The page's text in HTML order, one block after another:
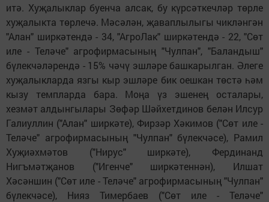
итә. Хуҗалыклар буенча алсак, бу күрсәткечләр төрле
хуҗалыкта төрлечә. Мәсәлән, җаваплылыгы чикләнгән
"Алан" ширкәтендә - 34, "АгроЛак" ширкәтендә - 22, "Сөт
иле - Теләче" агрофирмасының "Чулпан", "Баландыш"
бүлекчәләрендә - 15% чәчү эшләре башкарылган. Әлеге
хуҗалыкларда язгы кыр эшләре бик оешкан төстә һәм
кызу темпларда бара. Моңа үз эшенең осталары,
хезмәт алдынгылары Зөфәр Шәйхетдинов белән Илсур
Галиуллин ("Алан" ширкәте), Фирзәр Хәкимов ("Сөт иле -
Теләче" агрофирмасының "Чулпан" бүлекчәсе), Рамил
Хуҗиәхмәтов ("Нирус" ширкәте), Фердинанд
Нигъмәтҗанов ("Игенче" ширкәтеннән), Илшат
Хәсәншин ("Сөт иле - Теләче" агрофирмасының "Чулпан"
бүлекчәсе), Нияз Тимербаев ("Сөт иле - Теләче"